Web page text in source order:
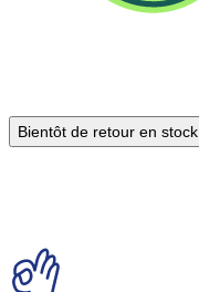
Bientôt de retour en stock